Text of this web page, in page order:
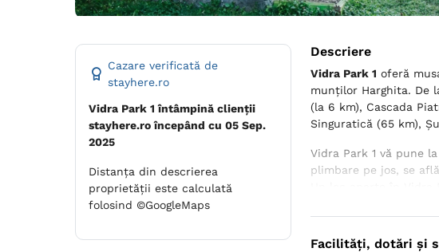
Cazare verificată de
stayhere.ro
Vidra Park 1 întâmpină clienții
stayhere.ro începând cu 05 Sep.
2025
Distanța din descrierea
proprietății este calculată
folosind ©GoogleMaps
Descriere
Vidra Park 1 oferă
munților Harghita. De
(la 6 km), Cascada
Singuratică (65 km),
Vidra Park 1 vă pune
plimbare pe jos, se
Facilități, dotări și